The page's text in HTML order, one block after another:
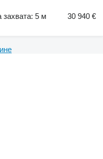
захвата: 5 м 30 940 €